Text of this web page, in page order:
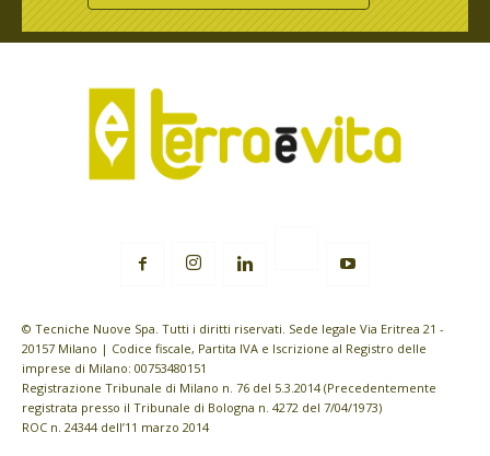
© Tecniche Nuove Spa. Tutti i diritti riservati. Sede legale Via Eritrea 21 -
20157 Milano | Codice fiscale, Partita IVA e Iscrizione al Registro delle
imprese di Milano: 00753480151
Registrazione Tribunale di Milano n. 76 del 5.3.2014 (Precedentemente
registrata presso il Tribunale di Bologna n. 4272 del 7/04/1973)
ROC n. 24344 dell’11 marzo 2014